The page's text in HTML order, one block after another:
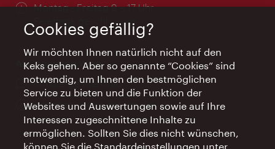
Öffnungszeiten:
Montag - Freitag 9 – 17 Uhr
Feiertags geschlossen
AI Concierge Wien
Ort:
concierge.wien.info
Öffnungszeiten:
Informationen rund um die Uhr
Cookies gefällig?
Wir möchten Ihnen natürlich nicht auf den
Keks gehen. Aber so genannte “Cookies” sind
notwendig, um Ihnen den bestmöglichen
Service zu bieten und die Funktion der
Websites und Auswertungen sowie auf Ihre
Interessen zugeschnittene Inhalte zu
ermöglichen. Sollten Sie dies nicht wünschen,
können Sie die Standardeinstellungen unter